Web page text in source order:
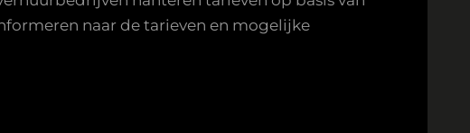
naar de tarieven en mogelijke